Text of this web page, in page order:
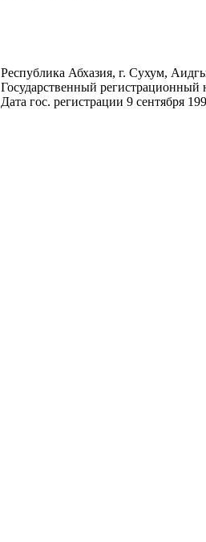
Республика Абхазия, г. Сухум,
Государственный регистрационный
Дата гос. регистрации 9 сентября